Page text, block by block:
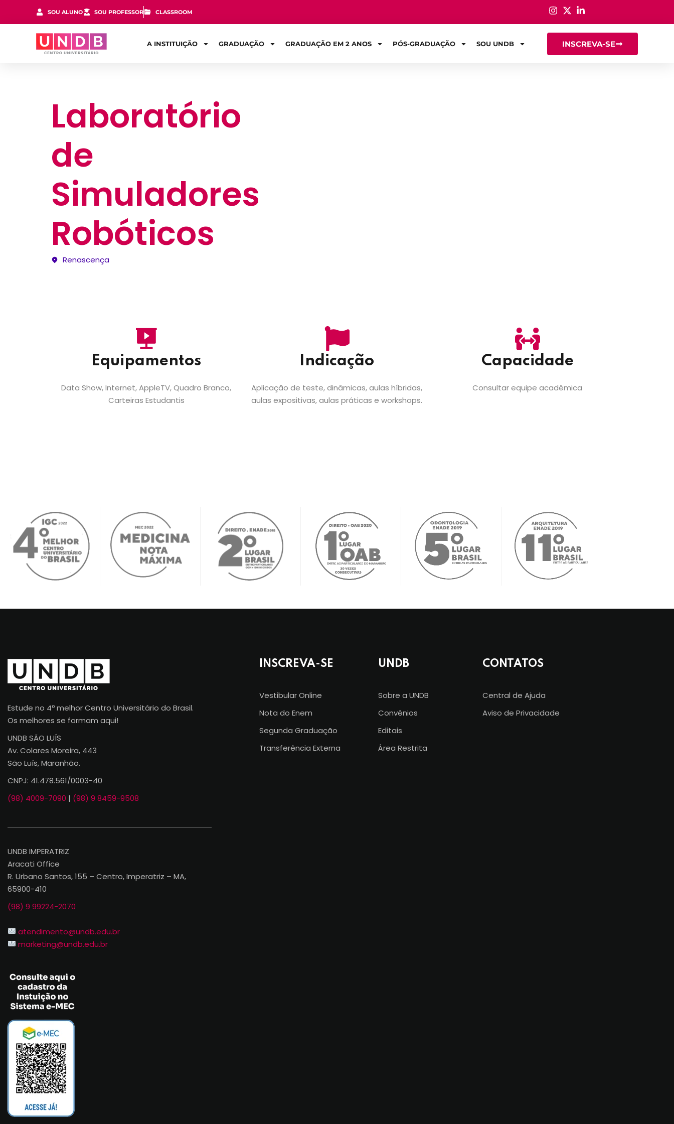
SOU ALUNO SOU PROFESSOR CLASSROOM
A INSTITUIÇÃO GRADUAÇÃO GRADUAÇÃO EM 2 ANOS PÓS-GRADUAÇÃO SOU UNDB INSCREVA-SE
Laboratório
de
Simuladores
Robóticos
Renascença
Equipamentos
Data Show, Internet, AppleTV, Quadro Branco,
Carteiras Estudantis
Indicação
Aplicação de teste, dinâmicas, aulas híbridas,
aulas expositivas, aulas práticas e workshops.
Capacidade
Consultar equipe acadêmica
Estude no 4º melhor Centro Universitário do Brasil.
Os melhores se formam aqui!
UNDB SÃO LUÍS
Av. Colares Moreira, 443
São Luís, Maranhão.
CNPJ: 41.478.561/0003-40
(98) 4009-7090 | (98) 9 8459-9508
UNDB IMPERATRIZ
Aracati Office
R. Urbano Santos, 155 – Centro, Imperatriz – MA,
65900-410
(98) 9 99224-2070
atendimento@undb.edu.br
marketing@undb.edu.br
INSCREVA-SE
Vestibular Online
Nota do Enem
Segunda Graduação
Transferência Externa
UNDB
Sobre a UNDB
Convênios
Editais
Área Restrita
CONTATOS
Central de Ajuda
Aviso de Privacidade